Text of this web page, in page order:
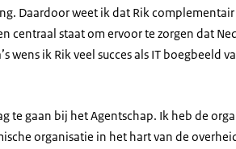
Daardoor weet ik dat Rik
centraal staat om ervoor te zorgen dat
wens ik Rik veel succes als IT boegbeeld
te gaan bij het Agentschap. Ik heb de
organisatie in het hart van de